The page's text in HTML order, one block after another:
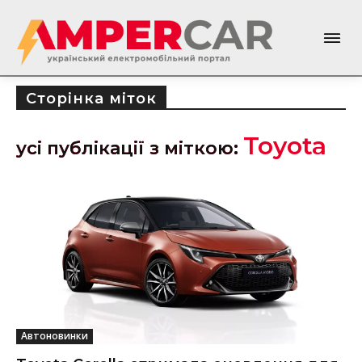
Сторінка міток
усі публікації з міткою: Toyota
Автоновинки